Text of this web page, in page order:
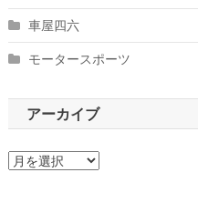
車屋四六
モータースポーツ
アーカイブ
ア